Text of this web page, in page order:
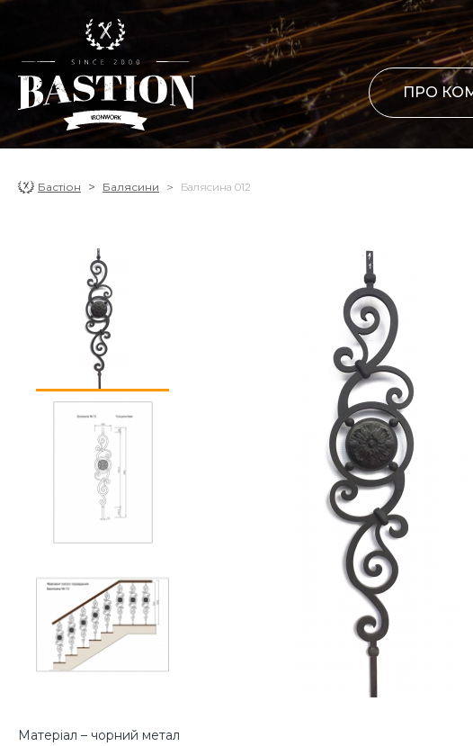
ПРО
Бастіон Балясини Балясина 012
Матеріал – чорний метал